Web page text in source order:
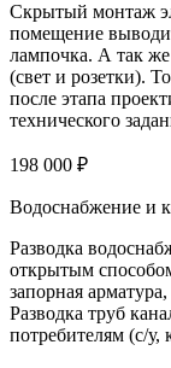
Скрытый монтаж
помещение
лампочка. А так
(свет и розетки).
после этапа
технического
198 000 ₽
Водоснабжение и
Разводка
открытым
запорная
Разводка труб
потребителям (с/у,